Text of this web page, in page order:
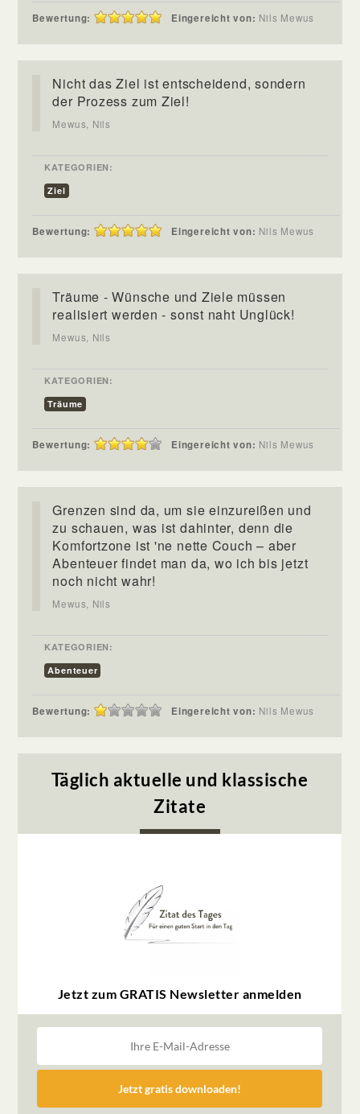
Bewertung: Eingereicht von: Nils Mewus
Nicht das Ziel ist entscheidend, sondern
der Prozess zum Ziel!
Mewus, Nils
KATEGORIEN:
Ziel
Bewertung: Eingereicht von: Nils Mewus
Träume - Wünsche und Ziele müssen
realisiert werden - sonst naht Unglück!
Mewus, Nils
KATEGORIEN:
Träume
Bewertung: Eingereicht von: Nils Mewus
Grenzen sind da, um sie einzureißen und
zu schauen, was ist dahinter, denn die
Komfortzone ist 'ne nette Couch – aber
Abenteuer findet man da, wo ich bis jetzt
noch nicht wahr!
Mewus, Nils
KATEGORIEN:
Abenteuer
Bewertung: Eingereicht von: Nils Mewus